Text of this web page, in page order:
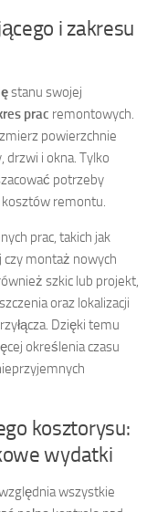
i zakresu
stanu swojej
prac remontowych.
powierzchnie
drzwi i okna. Tylko
potrzeby
remontu.
prac, takich jak
czy montaż nowych
szkic lub projekt,
oraz lokalizacji
Dzięki temu
określenia czasu
kosztorysu:
wydatki
wszystkie